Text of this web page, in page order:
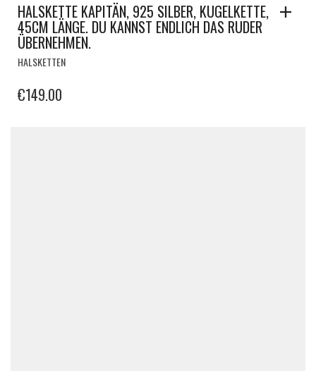
HALSKETTE KAPITÄN, 925 SILBER, KUGELKETTE,
45CM LÄNGE. DU KANNST ENDLICH DAS RUDER
ÜBERNEHMEN.
HALSKETTEN
€149.00